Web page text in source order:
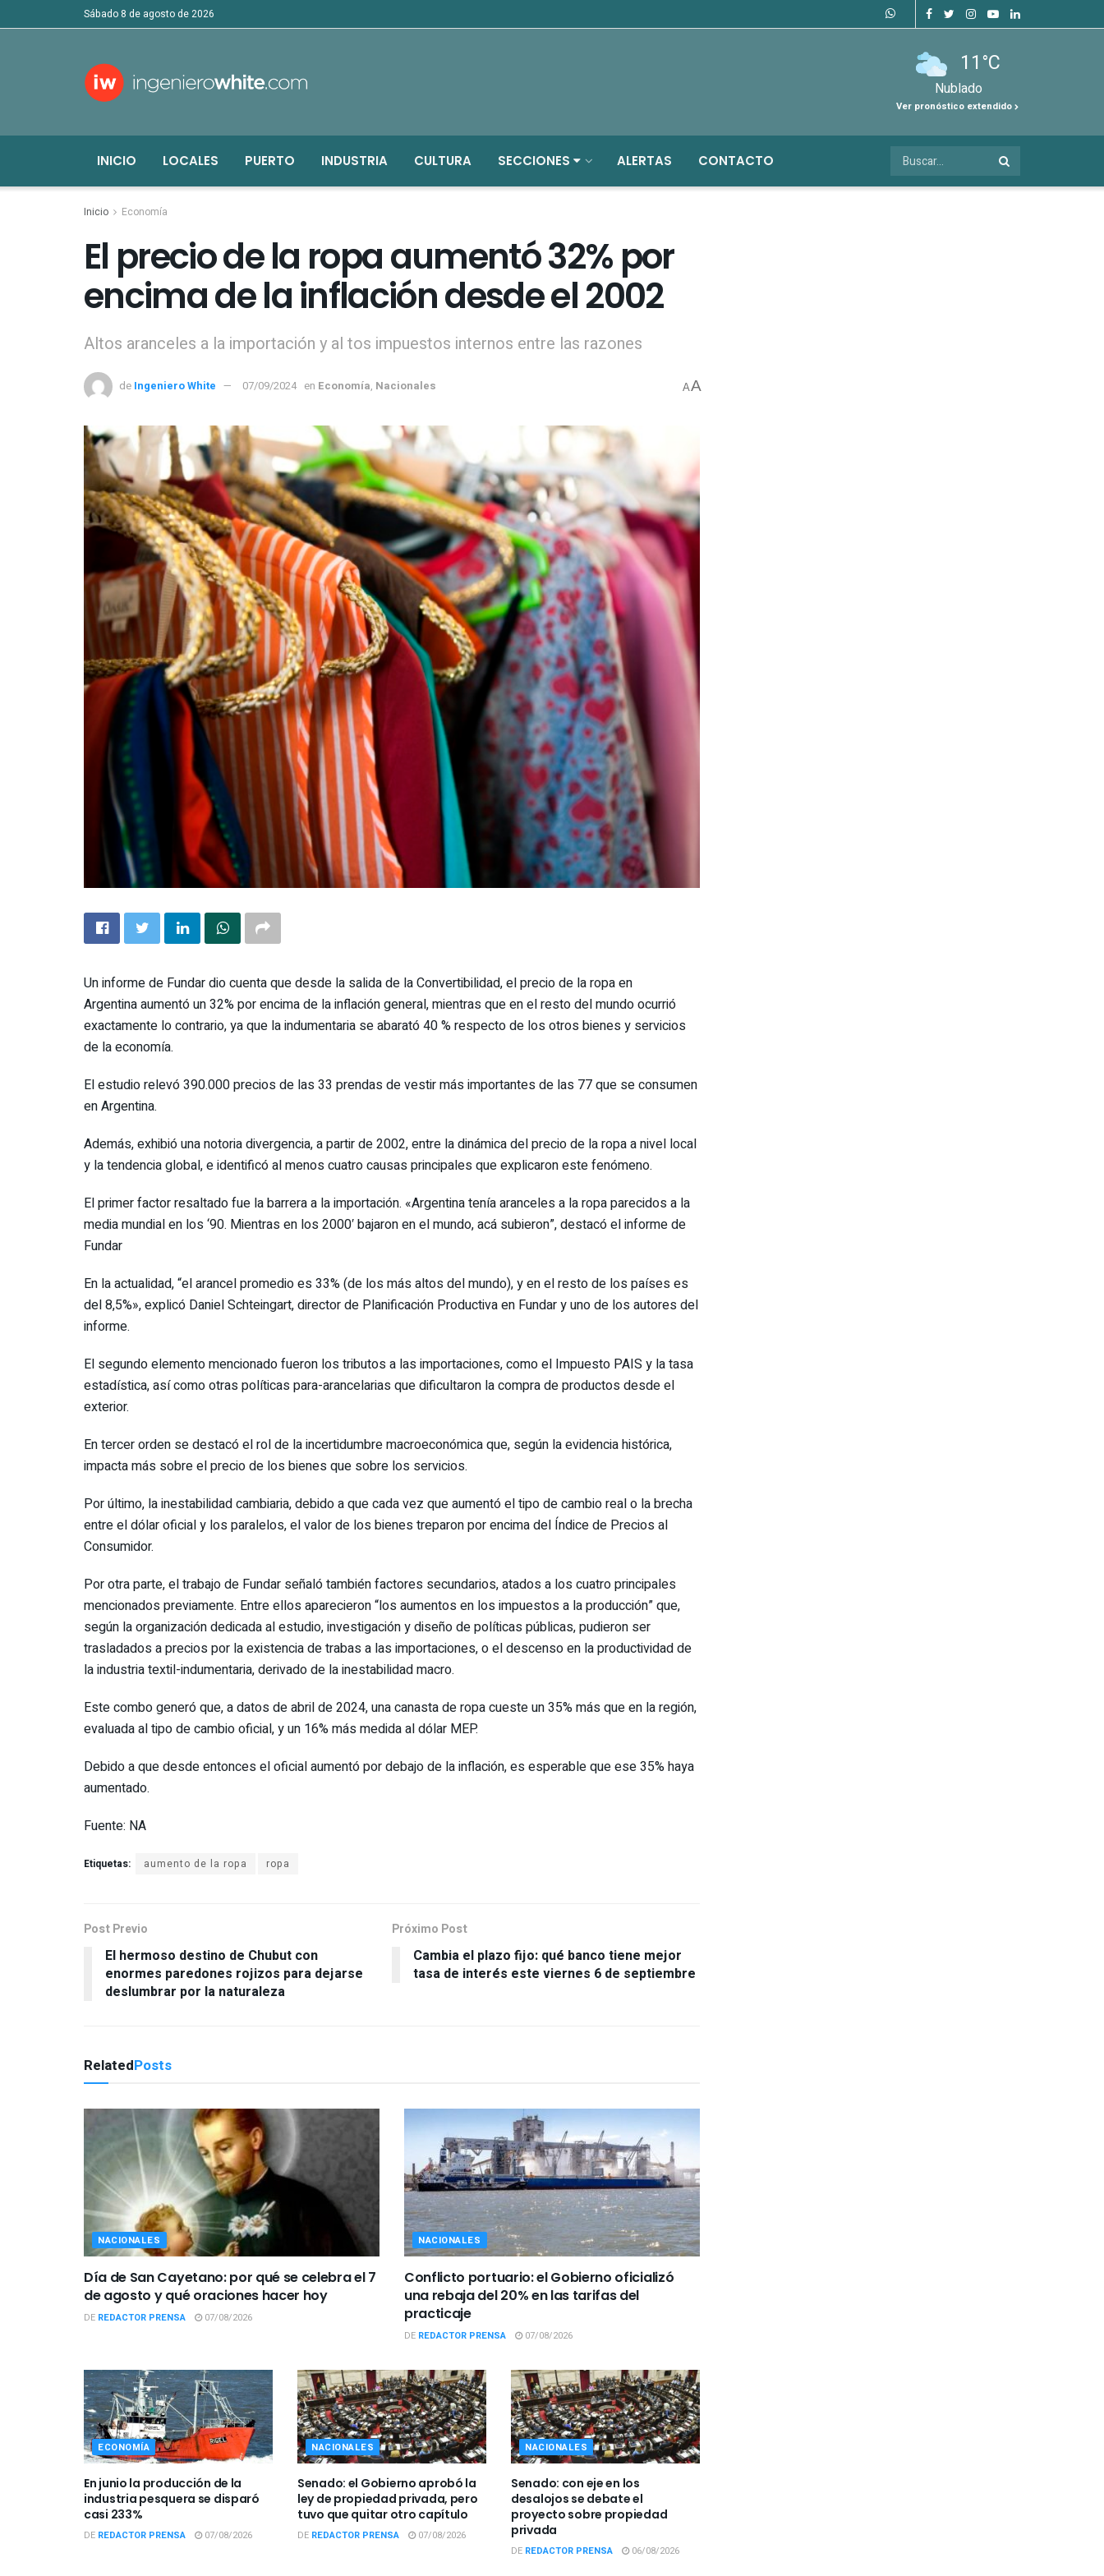
sábado 8 de agosto de 2026
11°C
Nublado
Ver pronóstico extendido
INICIO LOCALES PUERTO INDUSTRIA CULTURA SECCIONES ALERTAS CONTACTO
Inicio Economía
El precio de la ropa aumentó 32% por
encima de la inflación desde el 2002
Altos aranceles a la importación y al tos impuestos internos entre las razones
de Ingeniero White 07/09/2024 en Economía, Nacionales AA
Un informe de Fundar dio cuenta que desde la salida de la Convertibilidad, el precio de la ropa en
Argentina aumentó un 32% por encima de la inflación general, mientras que en el resto del mundo ocurrió
exactamente lo contrario, ya que la indumentaria se abarató 40 % respecto de los otros bienes y servicios
de la economía.
El estudio relevó 390.000 precios de las 33 prendas de vestir más importantes de las 77 que se consumen
en Argentina.
Además, exhibió una notoria divergencia, a partir de 2002, entre la dinámica del precio de la ropa a nivel local
y la tendencia global, e identificó al menos cuatro causas principales que explicaron este fenómeno.
El primer factor resaltado fue la barrera a la importación. «Argentina tenía aranceles a la ropa parecidos a la
media mundial en los ‘90. Mientras en los 2000′ bajaron en el mundo, acá subieron”, destacó el informe de
Fundar
En la actualidad, “el arancel promedio es 33% (de los más altos del mundo), y en el resto de los países es
del 8,5%», explicó Daniel Schteingart, director de Planificación Productiva en Fundar y uno de los autores del
informe.
El segundo elemento mencionado fueron los tributos a las importaciones, como el Impuesto PAIS y la tasa
estadística, así como otras políticas para-arancelarias que dificultaron la compra de productos desde el
exterior.
En tercer orden se destacó el rol de la incertidumbre macroeconómica que, según la evidencia histórica,
impacta más sobre el precio de los bienes que sobre los servicios.
Por último, la inestabilidad cambiaria, debido a que cada vez que aumentó el tipo de cambio real o la brecha
entre el dólar oficial y los paralelos, el valor de los bienes treparon por encima del Índice de Precios al
Consumidor.
Por otra parte, el trabajo de Fundar señaló también factores secundarios, atados a los cuatro principales
mencionados previamente. Entre ellos aparecieron “los aumentos en los impuestos a la producción” que,
según la organización dedicada al estudio, investigación y diseño de políticas públicas, pudieron ser
trasladados a precios por la existencia de trabas a las importaciones, o el descenso en la productividad de
la industria textil-indumentaria, derivado de la inestabilidad macro.
Este combo generó que, a datos de abril de 2024, una canasta de ropa cueste un 35% más que en la región,
evaluada al tipo de cambio oficial, y un 16% más medida al dólar MEP.
Debido a que desde entonces el oficial aumentó por debajo de la inflación, es esperable que ese 35% haya
aumentado.
Fuente: NA
Etiquetas: aumento de la ropa ropa
Post Previo
El hermoso destino de Chubut con
enormes paredones rojizos para dejarse
deslumbrar por la naturaleza
Próximo Post
Cambia el plazo fijo: qué banco tiene mejor
tasa de interés este viernes 6 de septiembre
RelatedPosts
NACIONALES
Día de San Cayetano: por qué se celebra el 7
de agosto y qué oraciones hacer hoy
DE REDACTOR PRENSA 07/08/2026
NACIONALES
Conflicto portuario: el Gobierno oficializó
una rebaja del 20% en las tarifas del
practicaje
DE REDACTOR PRENSA 07/08/2026
ECONOMÍA
En junio la producción de la
industria pesquera se disparó
casi 233%
DE REDACTOR PRENSA 07/08/2026
NACIONALES
Senado: el Gobierno aprobó la
ley de propiedad privada, pero
tuvo que quitar otro capítulo
DE REDACTOR PRENSA 07/08/2026
NACIONALES
Senado: con eje en los
desalojos se debate el
proyecto sobre propiedad
privada
DE REDACTOR PRENSA 06/08/2026